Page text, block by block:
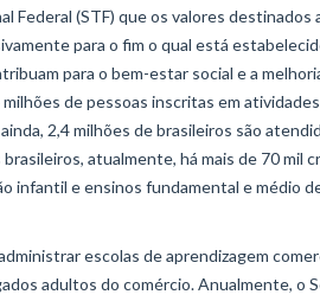
(STF) que os valores destinados
para o fim o qual está
para o bem-estar social e a
de pessoas inscritas em
2,4 milhões de brasileiros são
atualmente, há mais de 70 mil
infantil e ensinos fundamental e médio
escolas de aprendizagem
adultos do comércio. Anualmente, o